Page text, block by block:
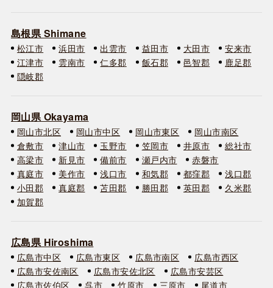
島根県 Shimane
松江市 浜田市 出雲市 益田市 大田市
安来市
江津市
雲南市 仁多郡 飯石郡 邑智郡
鹿足郡
隠岐郡
岡山県 Okayama
岡山市北区 岡山市中区 岡山市東区
岡山市南区
倉敷市
津山市 玉野市 笠岡市 井原市
総社市
高梁市
新見市 備前市 瀬戸内市
赤磐市
真庭市
美作市 浅口市 和気郡 都窪郡
浅口郡
小田郡
真庭郡 苫田郡 勝田郡 英田郡
久米郡
加賀郡
広島県 Hiroshima
広島市中区 広島市東区 広島市南区
広島市西区
広島市安佐南区
広島市安佐北区
広島市安芸区
広島市佐伯区
呉市 竹原市 三原市 尾道市